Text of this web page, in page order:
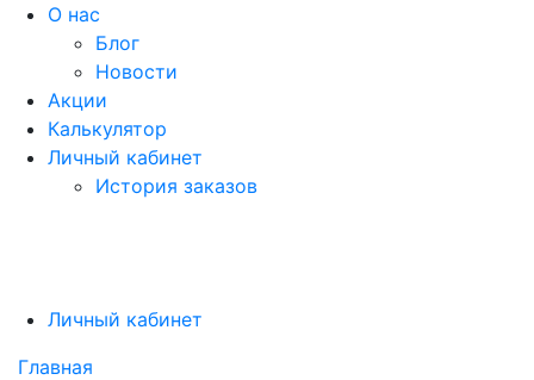
О нас
Блог
Новости
Акции
Калькулятор
Личный кабинет
История заказов
Личный кабинет
Главная